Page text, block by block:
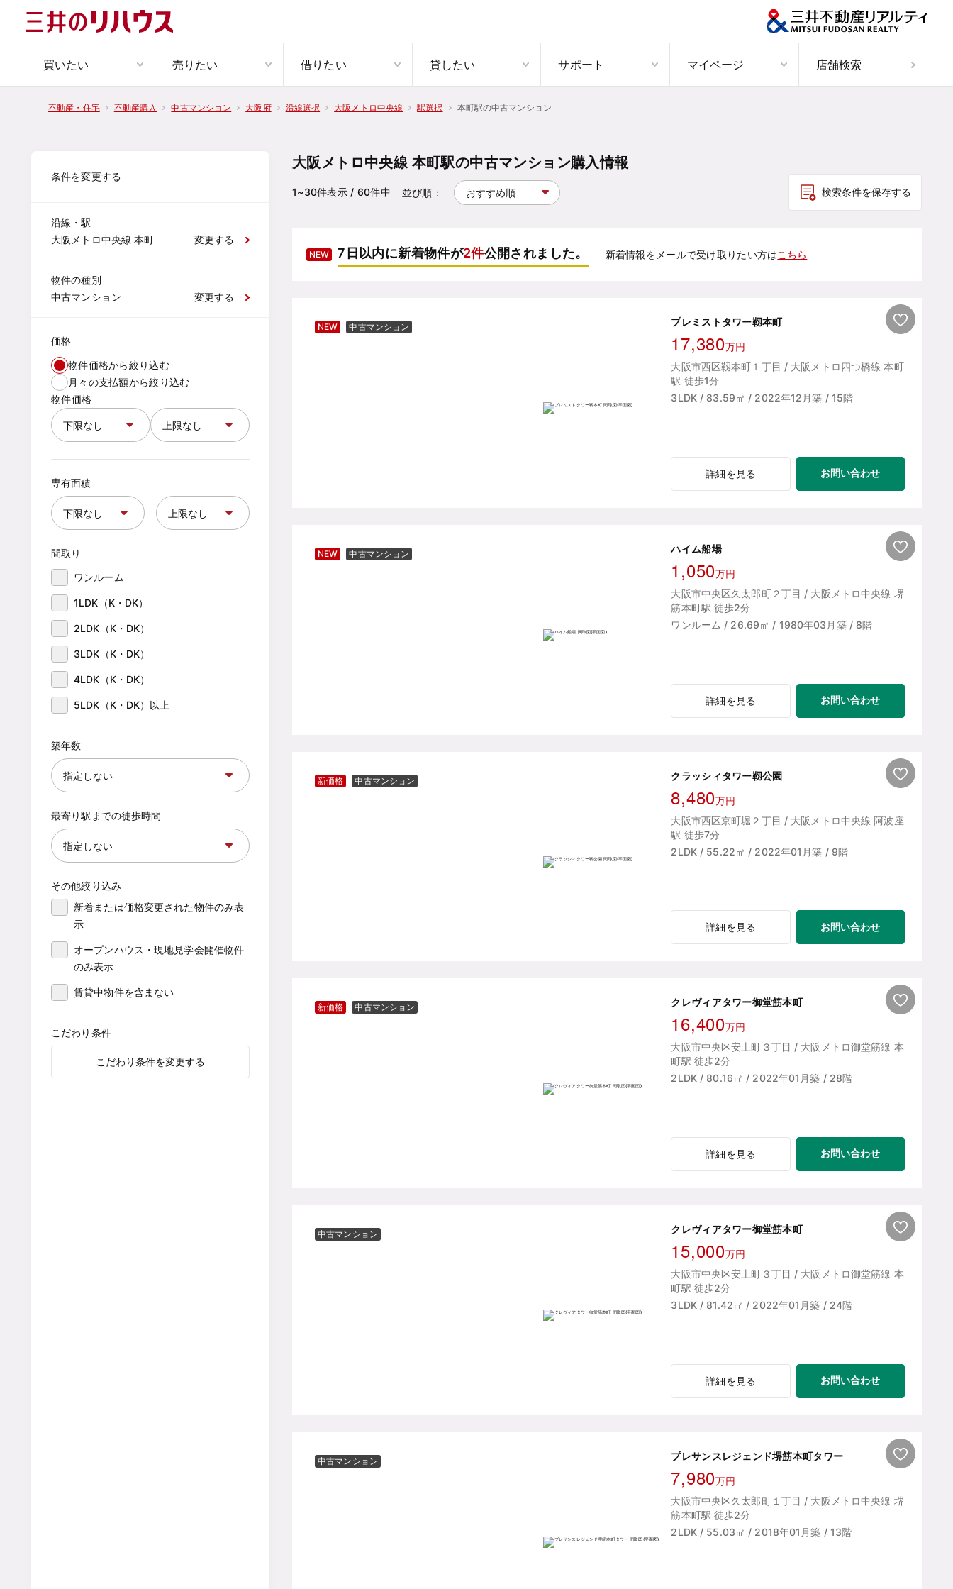
買いたい 売りたい 借りたい 貸したい サポート マイページ 店舗検索
不動産・住宅 不動産購入 中古マンション 大阪府 沿線選択 大阪メトロ中央線 駅選択 本町駅の中古マンション
条件を変更する
沿線・駅
大阪メトロ中央線 本町
変更する
物件の種別
中古マンション
変更する
価格
物件価格から絞り込む
月々の支払額から絞り込む
物件価格
専有面積
間取り
ワンルーム
1LDK（K・DK）
2LDK（K・DK）
3LDK（K・DK）
4LDK（K・DK）
5LDK（K・DK）以上
築年数
最寄り駅までの徒歩時間
その他絞り込み
新着または価格変更された物件のみ表
示
オープンハウス・現地見学会開催物件
のみ表示
賃貸中物件を含まない
こだわり条件
こだわり条件を変更する
大阪メトロ中央線 本町駅の中古マンション購入情報
1~30件表示/ 60件中 並び順： 検索条件を保存する
NEW 7日以内に新着物件が2件公開されました。 新着情報をメールで受け取りたい方はこちら
NEW 中古マンション プレミストタワー靱本町
17,380万円
大阪市西区靱本町１丁目 / 大阪メトロ四つ橋線 本町
駅 徒歩1分
3LDK / 83.59㎡ / 2022年12月築 / 15階
詳細を見る お問い合わせ
NEW 中古マンション ハイム船場
1,050万円
大阪市中央区久太郎町２丁目 / 大阪メトロ中央線 堺
筋本町駅 徒歩2分
ワンルーム / 26.69㎡ / 1980年03月築 / 8階
詳細を見る お問い合わせ
新価格 中古マンション クラッシィタワー靱公園
8,480万円
大阪市西区京町堀２丁目 / 大阪メトロ中央線 阿波座
駅 徒歩7分
2LDK / 55.22㎡ / 2022年01月築 / 9階
詳細を見る お問い合わせ
新価格 中古マンション クレヴィアタワー御堂筋本町
16,400万円
大阪市中央区安土町３丁目 / 大阪メトロ御堂筋線 本
町駅 徒歩2分
2LDK / 80.16㎡ / 2022年01月築 / 28階
詳細を見る お問い合わせ
中古マンション クレヴィアタワー御堂筋本町
15,000万円
大阪市中央区安土町３丁目 / 大阪メトロ御堂筋線 本
町駅 徒歩2分
3LDK / 81.42㎡ / 2022年01月築 / 24階
詳細を見る お問い合わせ
中古マンション プレサンスレジェンド堺筋本町タワー
7,980万円
大阪市中央区久太郎町１丁目 / 大阪メトロ中央線 堺
筋本町駅 徒歩2分
2LDK / 55.03㎡ / 2018年01月築 / 13階